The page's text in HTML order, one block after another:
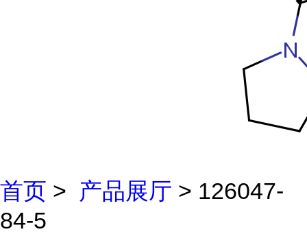
首页 > 产品展厅 > 126047-
84-5